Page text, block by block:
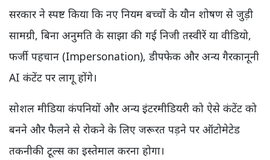
सरकार ने स्पष्ट किया कि नए नियम बच्चों के यौन शोषण से जुड़ी
सामग्री, बिना अनुमति के साझा की गई निजी तस्वीरें या वीडियो,
फर्जी पहचान (Impersonation), डीपफेक और अन्य गैरकानूनी
AI कंटेंट पर लागू होंगे।
सोशल मीडिया कंपनियों और अन्य इंटरमीडियरी को ऐसे कंटेंट को
बनने और फैलने से रोकने के लिए जरूरत पड़ने पर ऑटोमेटेड
तकनीकी टूल्स का इस्तेमाल करना होगा।